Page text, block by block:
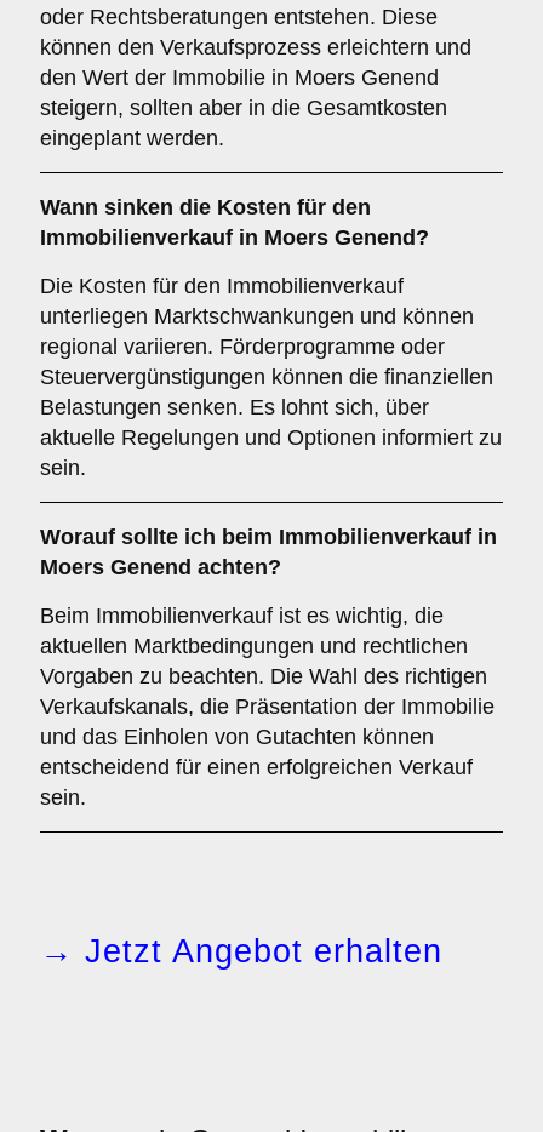
oder Rechtsberatungen entstehen. Diese
können den Verkaufsprozess erleichtern und
den Wert der Immobilie in Moers Genend
steigern, sollten aber in die Gesamtkosten
eingeplant werden.
Wann sinken die Kosten für den
Immobilienverkauf in Moers Genend?
Die Kosten für den Immobilienverkauf
unterliegen Marktschwankungen und können
regional variieren. Förderprogramme oder
Steuervergünstigungen können die finanziellen
Belastungen senken. Es lohnt sich, über
aktuelle Regelungen und Optionen informiert zu
sein.
Worauf sollte ich beim Immobilienverkauf in
Moers Genend achten?
Beim Immobilienverkauf ist es wichtig, die
aktuellen Marktbedingungen und rechtlichen
Vorgaben zu beachten. Die Wahl des richtigen
Verkaufskanals, die Präsentation der Immobilie
und das Einholen von Gutachten können
entscheidend für einen erfolgreichen Verkauf
sein.
→ Jetzt Angebot erhalten